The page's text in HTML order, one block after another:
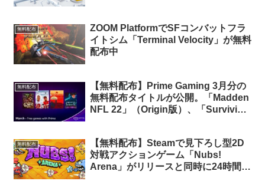
無料配布
ZOOM PlatformでSFコンバットフラ
イトシム「Terminal Velocity」が無料
配布中
無料配布
【無料配布】Prime Gaming 3月分の
無料配布タイトルが公開。「Madden
NFL 22」（Origin版）、「Surviving
無料配布
【無料配布】Steamで見下ろし型2D
対戦アクションゲーム「Nubs!
Arena」がリリースと同時に24時間限